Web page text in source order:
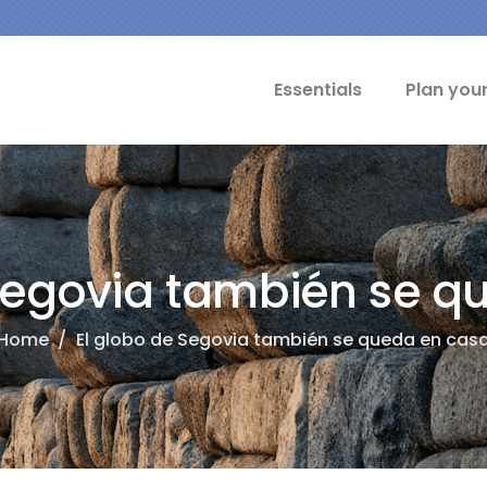
Essentials Plan
también se
/ El globo de Segovia también se queda en